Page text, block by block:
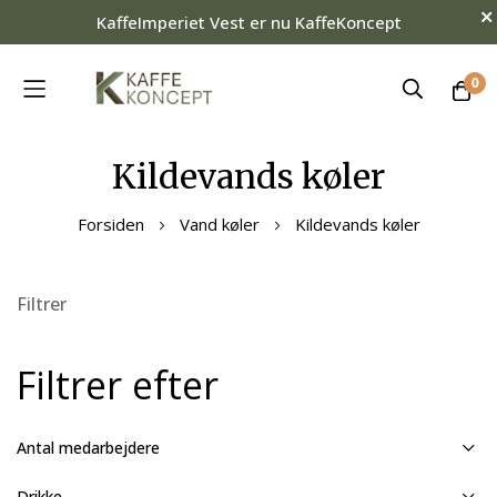
KaffeImperiet Vest er nu KaffeKoncept
0
Kildevands køler
Forsiden Vand køler Kildevands køler
Filtrer
Filtrer efter
Antal medarbejdere